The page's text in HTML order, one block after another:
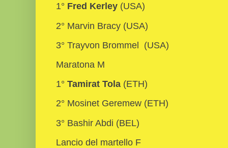
1° Fred Kerley (USA)
2° Marvin Bracy (USA)
3° Trayvon Brommel (USA)
Maratona M
1° Tamirat Tola (ETH)
2° Mosinet Geremew (ETH)
3° Bashir Abdi (BEL)
Lancio del martello F